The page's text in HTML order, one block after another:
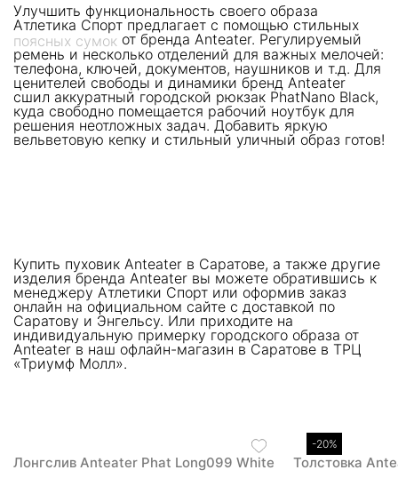
Улучшить функциональность своего образа
Атлетика Спорт предлагает с помощью стильных
поясных сумок от бренда Anteater. Регулируемый
ремень и несколько отделений для важных мелочей:
телефона, ключей, документов, наушников и т.д. Для
ценителей свободы и динамики бренд Anteater
сшил аккуратный городской рюкзак PhatNano Black,
куда свободно помещается рабочий ноутбук для
решения неотложных задач. Добавить яркую
вельветовую кепку и стильный уличный образ готов!
Купить пуховик Anteater в Саратове, а также другие
изделия бренда Anteater вы можете обратившись к
менеджеру Атлетики Спорт или оформив заказ
онлайн на официальном сайте с доставкой по
Саратову и Энгельсу. Или приходите на
индивидуальную примерку городского образа от
Anteater в наш офлайн-магазин в Саратове в ТРЦ
«Триумф Молл».
Лонгслив Anteater Phat Long099 White
-20%
Толстовка